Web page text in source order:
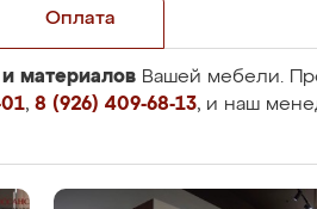
Оплата
материалов Вашей мебели.
, 8 (926) 409-68-13, и наш